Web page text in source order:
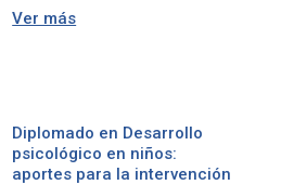
Ver más
Diplomado en Desarrollo
psicológico en niños:
aportes para la intervención